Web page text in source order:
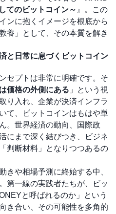
てのビットコイン～ 』。この
ンに抱くイメージを根底から
養」として、その本質を解き
と日常に息づくビットコイン
セプトは非常に明確です。そ
価格の外側にある 」という視
り入れ、企業が決済インフラ
て、ビットコインはもはや単
。世界経済の動向、国際政
にまで深く結びつき、ビジネ
判断材料」となりつつあるの
きや相場予測に終始する中、
第一線の実践者たちが、ビッ
と呼ばれるのか」という
き合い、その可能性を多角的